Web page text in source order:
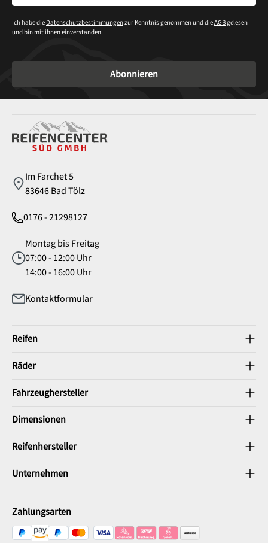
Ich habe die Datenschutzbestimmungenzur Kenntnis genommen und dieAGBgelesen
und bin mit ihnen einverstanden.
Abonnieren
Im Farchet 5
83646 Bad Tölz
0176 - 21298127
Montag bis Freitag
07:00 - 12:00 Uhr
14:00 - 16:00 Uhr
Kontaktformular
Reifen
Räder
Fahrzeughersteller
Dimensionen
Reifenhersteller
Unternehmen
Zahlungsarten